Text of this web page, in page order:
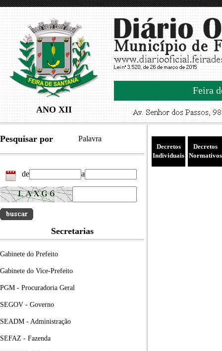
ANO XII
Feira
Pesquisar por Palavra
de a
Secretarias
Gabinete do Prefeito
Gabinete do Vice-Prefeito
PGM - Procuradoria Geral
SEGOV - Governo
SEADM - Administração
SEFAZ - Fazenda
Decretos
Individuais
Decretos
Normativos